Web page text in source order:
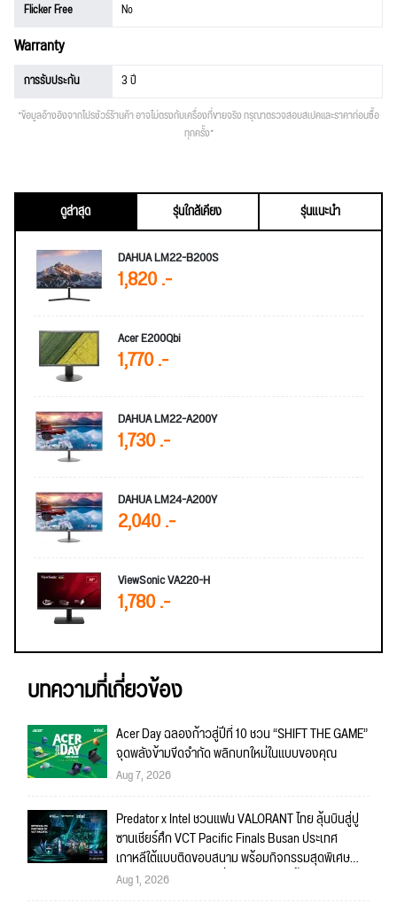
Flicker Free
No
Warranty
การรับประกัน 3 ปี
*ข้อมูลอ้างอิงจากโปรชัวร์ร้านค้า อาจไม่ตรงกับเครื่องที่ขายจริง กรุณาตรวจสอบสเปคและราคาก่อนซื้อ
ทุกครั้ง*
ดูล่าสุด รุ่นใกล้เคียง
รุ่นแนะนำ
DAHUA LM22-B200S
1,820 .-
Acer E200Qbi
1,770 .-
DAHUA LM22-A200Y
1,730 .-
DAHUA LM24-A200Y
2,040 .-
ViewSonic VA220-H
1,780 .-
บทความที่เกี่ยวข้อง
Acer Day ฉลองก้าวสู่ปีที่ 10 ชวน “SHIFT THE GAME”
จุดพลังข้ามขีดจำกัด พลิกบทใหม่ในแบบของคุณ
Aug 7, 2026
Predator x Intel ชวนแฟน VALORANT ไทย ลุ้นบินสู่ปู
ซานเชียร์ศึก VCT Pacific Finals Busan ประเทศ
เกาหลีใต้แบบติดขอบสนาม พร้อมกิจกรรมสุดพิเศษ
ตลอดทัวร์นาเมนต์ วันที่ 5-6 กันยายนนี้!
Aug 1, 2026